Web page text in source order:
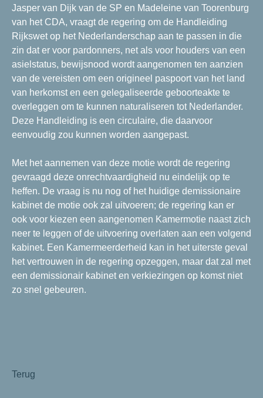
Jasper van Dijk van de SP en Madeleine van Toorenburg
van het CDA, vraagt de regering om de Handleiding
Rijkswet op het Nederlanderschap aan te passen in die
zin dat er voor pardonners, net als voor houders van een
asielstatus, bewijsnood wordt aangenomen ten aanzien
van de vereisten om een origineel paspoort van het land
van herkomst en een gelegaliseerde geboorteakte te
overleggen om te kunnen naturaliseren tot Nederlander.
Deze Handleiding is een circulaire, die daarvoor
eenvoudig zou kunnen worden aangepast.
Met het aannemen van deze motie wordt de regering
gevraagd deze onrechtvaardigheid nu eindelijk op te
heffen. De vraag is nu nog of het huidige demissionaire
kabinet de motie ook zal uitvoeren; de regering kan er
ook voor kiezen een aangenomen Kamermotie naast zich
neer te leggen of de uitvoering overlaten aan een volgend
kabinet. Een Kamermeerderheid kan in het uiterste geval
het vertrouwen in de regering opzeggen, maar dat zal met
een demissionair kabinet en verkiezingen op komst niet
zo snel gebeuren.
Terug